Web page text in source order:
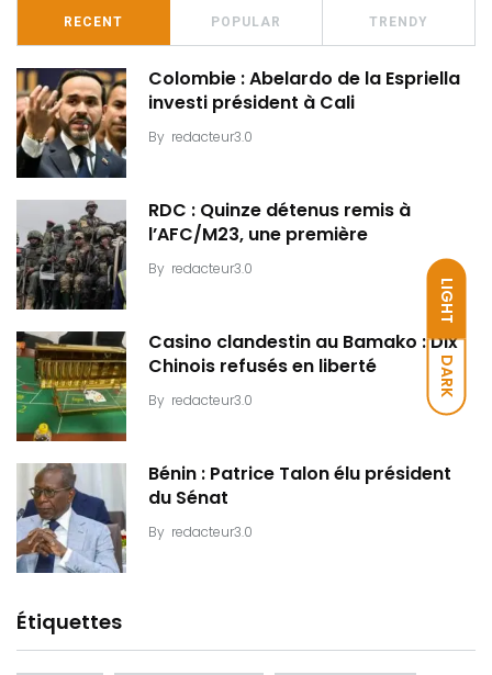
LIGHT
DARK
RECENT POPULAR TRENDY
Colombie : Abelardo de la Espriella
investi président à Cali
By redacteur3.0
RDC : Quinze détenus remis à
l’AFC/M23, une première
By redacteur3.0
Casino clandestin au Bamako : Dix
Chinois refusés en liberté
By redacteur3.0
Bénin : Patrice Talon élu président
du Sénat
By redacteur3.0
Étiquettes